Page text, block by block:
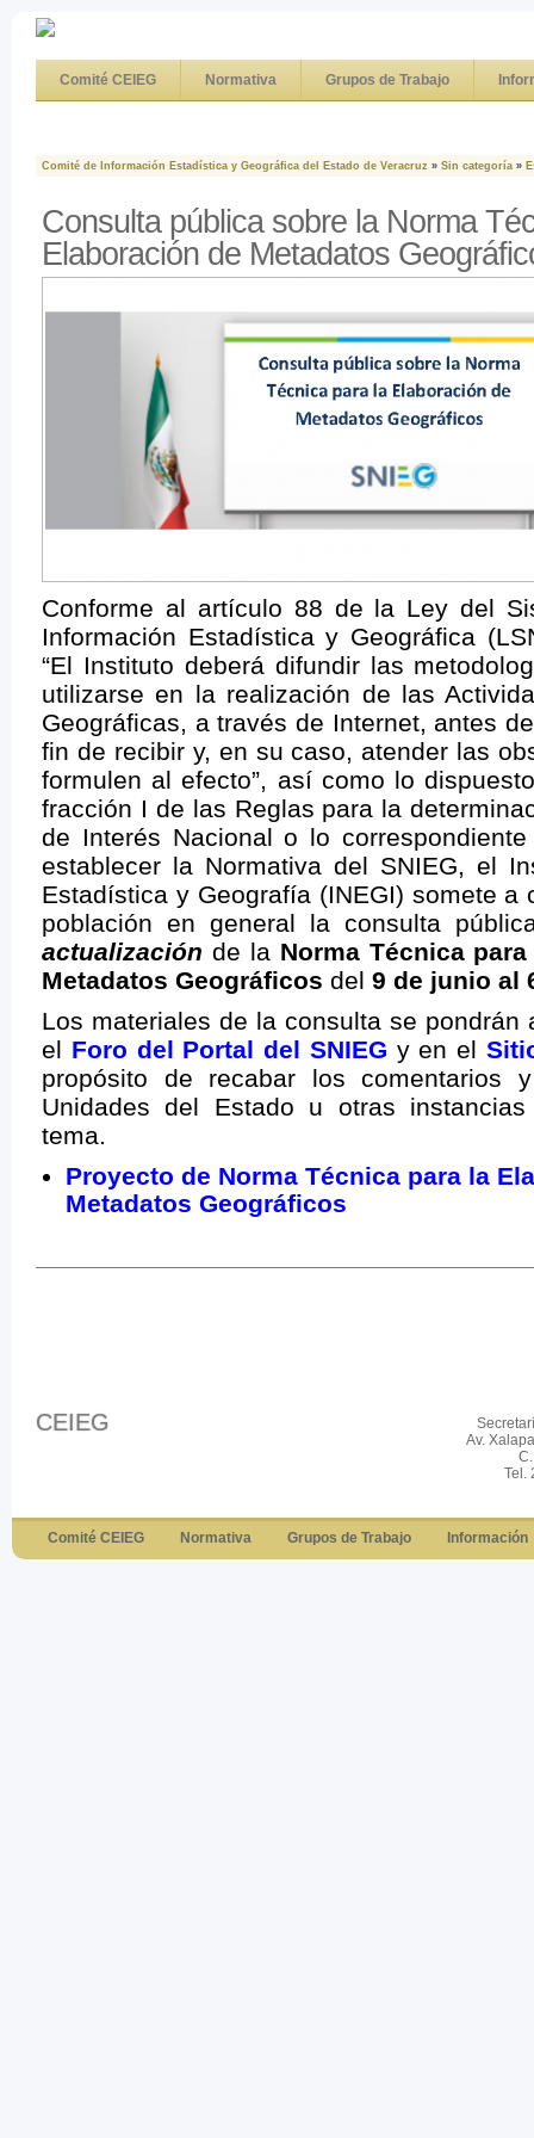
Comité CEIEG Normativa Grupos de Trabajo
Comité de Información Estadística y Geográfica del Estado de Veracruz » Sin categoría »
Consulta pública sobre la Norma
Elaboración de Metadatos
Conforme al artículo 88 de la Ley del
Información Estadística y Geográfica
“El Instituto deberá difundir las
utilizarse en la realización de las
Geográficas, a través de Internet, antes
fin de recibir y, en su caso, atender las
formulen al efecto”, así como lo
fracción I de las Reglas para la
de Interés Nacional o lo
establecer la Normativa del SNIEG, el
Estadística y Geografía (INEGI) somete a
población en general la consulta
actualización de la Norma Técnica
Metadatos Geográficos del 9 de junio al
Los materiales de la consulta se pondrán
el Foro del Portal del SNIEG y en el
propósito de recabar los comentarios
Unidades del Estado u otras
tema.
Proyecto de Norma Técnica para la
Metadatos Geográficos
CEIEG
Av.
Tel.
Comité CEIEG Normativa Grupos de Trabajo Información